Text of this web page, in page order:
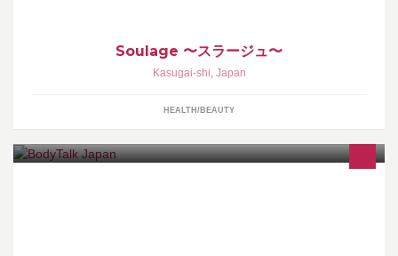
Soulage 〜スラージュ〜
Kasugai-shi, Japan
HEALTH/BEAUTY